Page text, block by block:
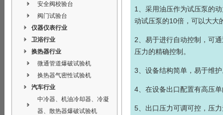
安全阀校验台
阀门试验台
仪器仪表行业
卫浴行业
换热器行业
微通管道爆破试验机
换热器气密性试验机
汽车行业
中冷器、机油冷却器、冷凝
器、散热器爆破试验机
1、采用油压作为试压泵的
动试压泵的10倍，可以大大
2、易于进行自动控制，可
压力的精确控制。
3、设备结构简单，易于维
4、在设备出口配置有高压
5、出口压力可调可控，压